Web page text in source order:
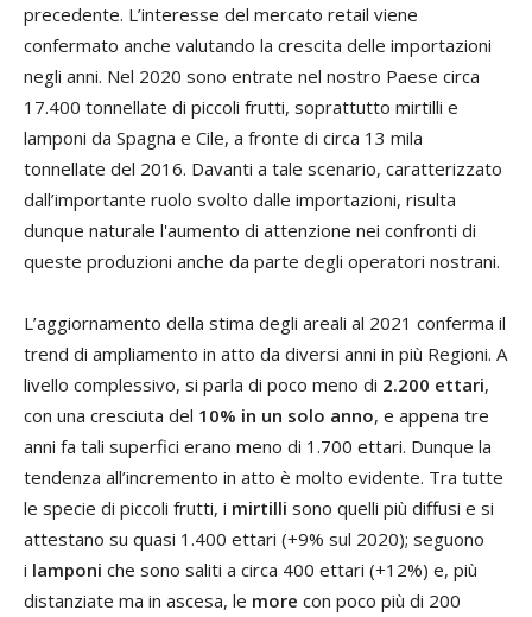
precedente. L’interesse del mercato retail viene
confermato anche valutando la crescita delle importazioni
negli anni. Nel 2020 sono entrate nel nostro Paese circa
17.400 tonnellate di piccoli frutti, soprattutto mirtilli e
lamponi da Spagna e Cile, a fronte di circa 13 mila
tonnellate del 2016. Davanti a tale scenario, caratterizzato
dall’importante ruolo svolto dalle importazioni, risulta
dunque naturale l'aumento di attenzione nei confronti di
queste produzioni anche da parte degli operatori nostrani.
L’aggiornamento della stima degli areali al 2021 conferma il
trend di ampliamento in atto da diversi anni in più Regioni. A
livello complessivo, si parla di poco meno di 2.200 ettari,
con una cresciuta del 10% in un solo anno, e appena tre
anni fa tali superfici erano meno di 1.700 ettari. Dunque la
tendenza all’incremento in atto è molto evidente. Tra tutte
le specie di piccoli frutti, i mirtilli sono quelli più diffusi e si
attestano su quasi 1.400 ettari (+9% sul 2020); seguono
i lamponi che sono saliti a circa 400 ettari (+12%) e, più
distanziate ma in ascesa, le more con poco più di 200